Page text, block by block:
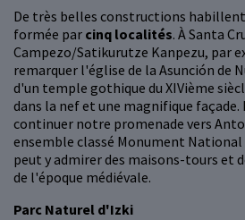
De très belles constructions
formée par cinq localités. À Santa
Campezo/Satikurutze Kanpezu, par
remarquer l'église de la Asunción de
d'un temple gothique du XIVième
dans la nef et une magnifique façade.
continuer notre promenade vers
ensemble classé Monument National
peut y admirer des maisons-tours et
de l'époque médiévale.
Parc Naturel d'Izki